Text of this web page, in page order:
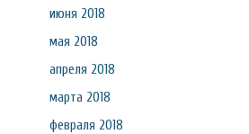
июня 2018
мая 2018
апреля 2018
марта 2018
февраля 2018